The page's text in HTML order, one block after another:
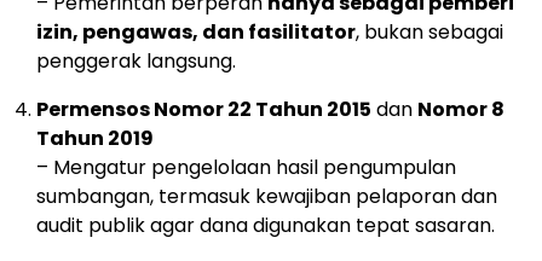
izin, pengawas, dan fasilitator, bukan sebagai
penggerak langsung.
Permensos Nomor 22 Tahun 2015 dan Nomor 8
Tahun 2019
– Mengatur pengelolaan hasil pengumpulan
sumbangan, termasuk kewajiban pelaporan dan
audit publik agar dana digunakan tepat sasaran.